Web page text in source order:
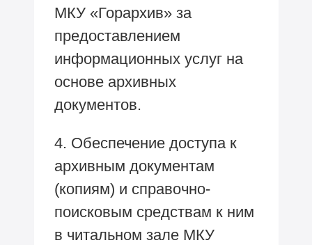
МКУ «Горархив» за
предоставлением
информационных услуг на
основе архивных
документов.
4. Обеспечение доступа к
архивным документам
(копиям) и справочно-
поисковым средствам к ним
в читальном зале МКУ